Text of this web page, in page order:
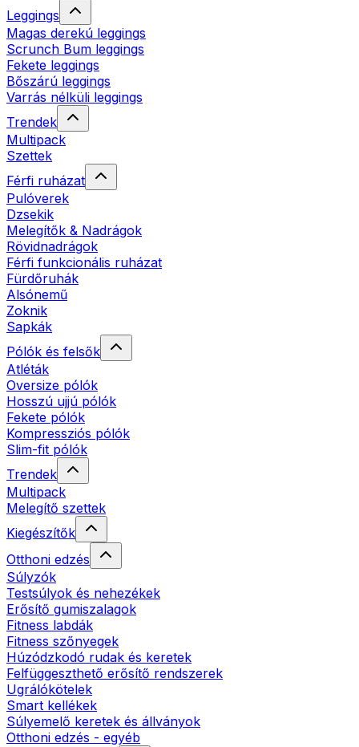
Leggings
Magas derekú leggings
Scrunch Bum leggings
Fekete leggings
Bőszárú leggings
Varrás nélküli leggings
Trendek
Multipack
Szettek
Férfi ruházat
Pulóverek
Dzsekik
Melegítők & Nadrágok
Rövidnadrágok
Férfi funkcionális ruházat
Fürdőruhák
Alsónemű
Zoknik
Sapkák
Pólók és felsők
Atléták
Oversize pólók
Hosszú ujjú pólók
Fekete pólók
Kompressziós pólók
Slim-fit pólók
Trendek
Multipack
Melegítő szettek
Kiegészítők
Otthoni edzés
Súlyzók
Testsúlyok és nehezékek
Erősítő gumiszalagok
Fitness labdák
Fitness szőnyegek
Húzódzkodó rudak és keretek
Felfüggeszthető erősítő rendszerek
Ugrálókötelek
Smart kellékek
Súlyemelő keretek és állványok
Otthoni edzés - egyéb